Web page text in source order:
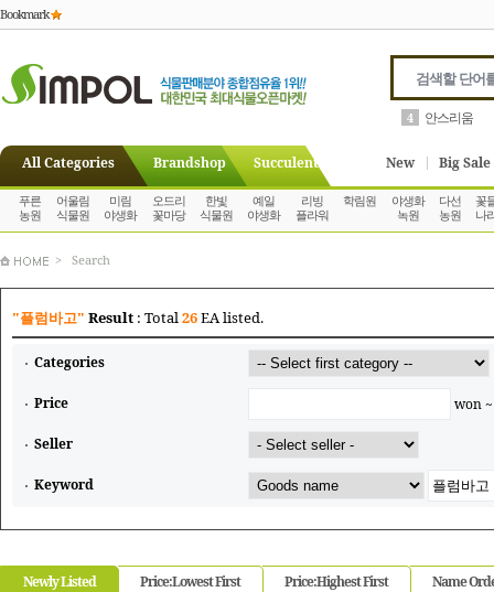
Bookmark
4 안스리움
All Categories Brandshop Succulent New Big Sale
푸른
농원
어울림
식물원
미림
야생화
오드리
꽃마당
한빛
식물원
예일
야생화
리빙
플라워
학림원
야생화
녹원
다선
농원
꽃
나
> Search
"플럼바고" Result : Total26EA listed.
Categories
Price won
Seller
Keyword
Newly Listed Price:Lowest First Price:Highest First Name